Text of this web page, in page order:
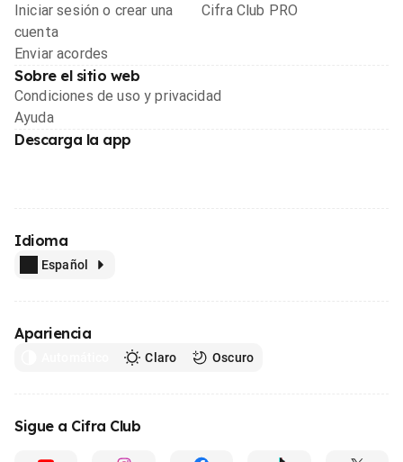
Iniciar sesión o crear una
cuenta
Enviar acordes
Cifra Club PRO
Sobre el sitio web
Condiciones de uso y privacidad
Ayuda
Descarga la app
Idioma
Español
Apariencia
Claro Oscuro
Sigue a Cifra Club